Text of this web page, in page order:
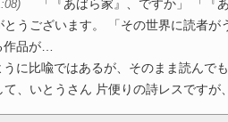
「『あばら家』、ですか」 「
とうございます。 「その世界に読者が
品が…
うに比喩ではあるが、そのまま読んで
て、いとうさん 片便りの詩レスですが